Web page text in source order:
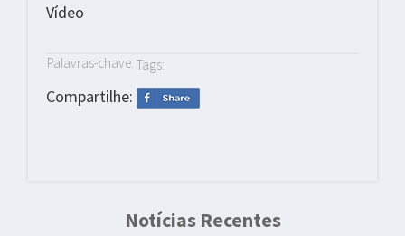
Vídeo
Palavras-chave: Tags:
Compartilhe:
Notícias Recentes